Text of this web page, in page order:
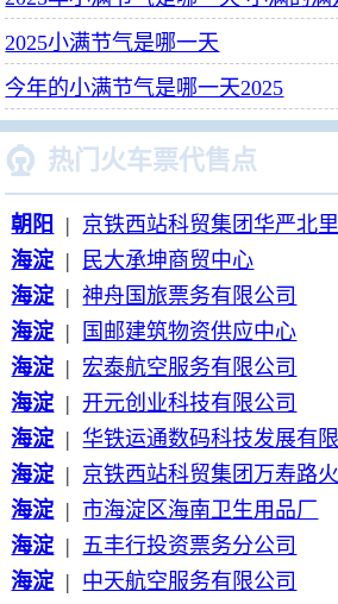
2025小满节气是哪一天
今年的小满节气是哪一天2025
 热门火车票代售点
朝阳 | 京铁西站科贸集团华严北
海淀 |
民大承坤商贸中心
海淀 | 神舟国旅票务有限公司
海淀 |
国邮建筑物资供应中心
海淀 | 宏泰航空服务有限公司
海淀 | 开元创业科技有限公司
海淀 | 华铁运通数码科技发展有
海淀 | 京铁西站科贸集团万寿路
海淀 | 市海淀区海南卫生用品厂
海淀 | 五丰行投资票务分公司
海淀 | 中天航空服务有限公司